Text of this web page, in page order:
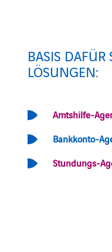
BASIS
LÖSUNGEN:
Amtshilfe-
Bankkonto-
Stundungs-